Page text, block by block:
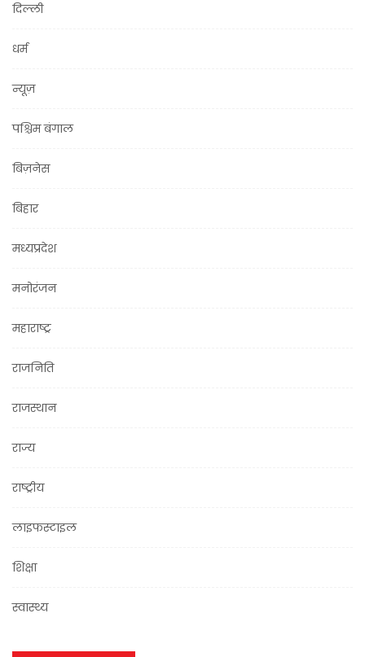
दिल्ली
धर्म
न्यूज़
पश्चिम बंगाल
बिज़नेस
बिहार
मध्यप्रदेश
मनोरंजन
महाराष्ट्र
राजनिति
राजस्थान
राज्य
राष्ट्रीय
लाइफस्टाइल
शिक्षा
स्वास्थ्य